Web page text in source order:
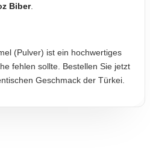
Biber.
(Pulver) ist ein hochwertiges
fehlen sollte. Bestellen Sie jetzt
Geschmack der Türkei.